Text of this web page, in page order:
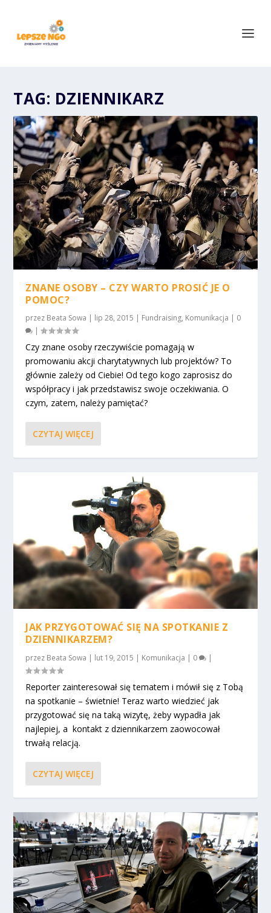
TAG: DZIENNIKARZ
ZNANE OSOBY – CZY WARTO PROSIĆ JE O
POMOC?
przez Beata Sowa | lip 28, 2015 | Fundraising, Komunikacja | 0
|
Czy znane osoby rzeczywiście pomagają w
promowaniu akcji charytatywnych lub projektów? To
głównie zależy od Ciebie! Od tego kogo zaprosisz do
współpracy i jak przedstawisz swoje oczekiwania. O
czym, zatem, należy pamiętać?
CZYTAJ WIĘCEJ
JAK PRZYGOTOWAĆ SIĘ NA SPOTKANIE Z
DZIENNIKARZEM?
przez Beata Sowa | lut 19, 2015 | Komunikacja | 0 |
Reporter zainteresował się tematem i mówił się z Tobą
na spotkanie – świetnie! Teraz warto wiedzieć jak
przygotować się na taką wizytę, żeby wypadła jak
najlepiej, a kontakt z dziennikarzem zaowocował
trwałą relacją.
CZYTAJ WIĘCEJ